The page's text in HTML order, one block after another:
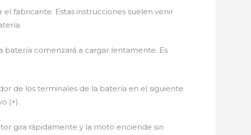
fabricante. Estas instrucciones suelen venir
comenzará a cargar lentamente. Es
de los terminales de la batería en el siguiente
(+).
gira rápidamente y la moto enciende sin